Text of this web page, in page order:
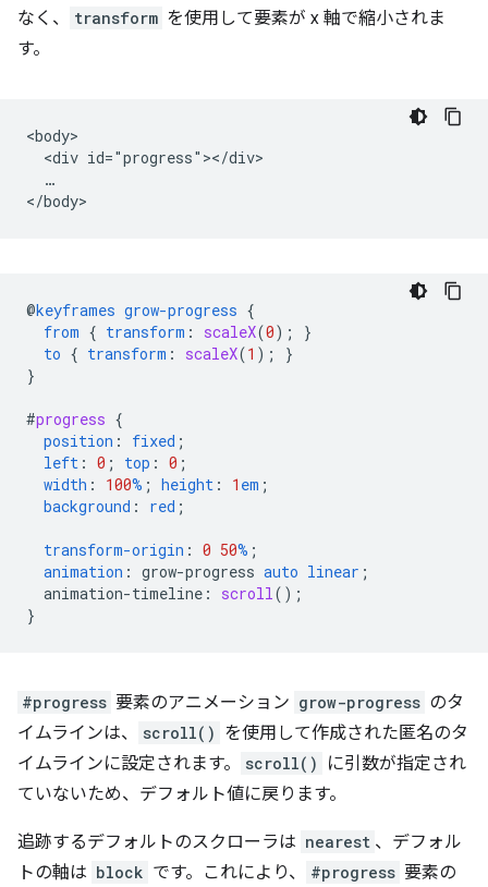
なく、
transform を使用して要素が x 軸で縮小されま
す。
<body>
  <div id="progress"></div>
  …
@keyframes grow-progress {
from { transform : scaleX(0);
}
to { transform : scaleX(1 );
}
}
#progress {
position : fixed ;
left : 0 ; top : 0 ;
width : 100% ; height : 1 em ;
background : red ;
transform-origin : 0 50% ;
animation : grow-progress auto linear ;
animation-timeline : scroll();
}
#progress 要素のアニメーション grow-progress のタ
イムラインは、
scroll() を使用して作成された匿名のタ
イムラインに設定されます。
scroll()
に引数が指定され
ていないため、デフォルト値に戻ります。
追跡するデフォルトのスクローラは nearest 、デフォル
トの軸は block です。これにより、 #progress 要素の